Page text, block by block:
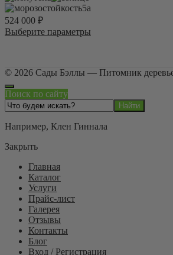
выбрать
товара.
5а
524 000 ₽
Выберите параметры
вариаций.
выбрать
странице
© 2026 Сады Бэллы — Питомник
Поиск по сайту
Например, Клен Гиннала
Закрыть
Главная
Каталог
Услуги
Прайс-лист
Галерея
Отзывы
Контакты
Блог
Вход / Регистрация